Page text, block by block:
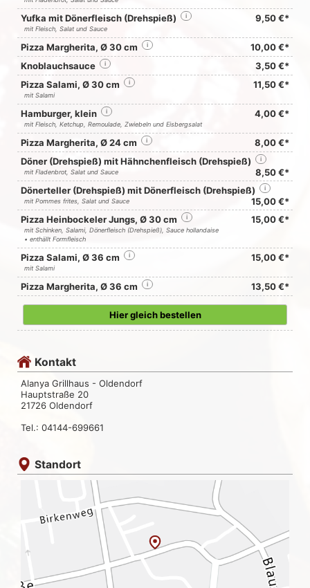
Yufka mit Dönerfleisch (Drehspieß) i 9,50 €*
mit Fleisch, Salat und Sauce
Pizza Margherita, Ø 30 cm i
10,00 €*
Knoblauchsauce
i
3,50 €*
Pizza Salami, Ø 30 cm
i 11,50 €*
mit Salami
Hamburger, klein i 4,00 €*
mit Fleisch, Ketchup, Remoulade, Zwiebeln und Eisbergsalat
Pizza Margherita, Ø 24 cm i
8,00 €*
Döner (Drehspieß) mit Hähnchenfleisch (Drehspieß)
i
8,50 €*
mit Fladenbrot, Salat und Sauce
Dönerteller (Drehspieß) mit Dönerfleisch (Drehspieß) i
15,00 €*
mit Pommes frites, Salat und Sauce
Pizza Heinbockeler Jungs, Ø 30 cm i 15,00 €*
mit Schinken, Salami, Dönerfleisch (Drehspieß), Sauce hollandaise
• enthällt Formfleisch
Pizza Salami, Ø 36 cm i 15,00 €*
mit Salami
Pizza Margherita, Ø 36 cm i 13,50 €*
Hier gleich bestellen
Kontakt
Alanya Grillhaus - Oldendorf
Hauptstraße 20
21726 Oldendorf
Tel.: 04144-699661
Standort